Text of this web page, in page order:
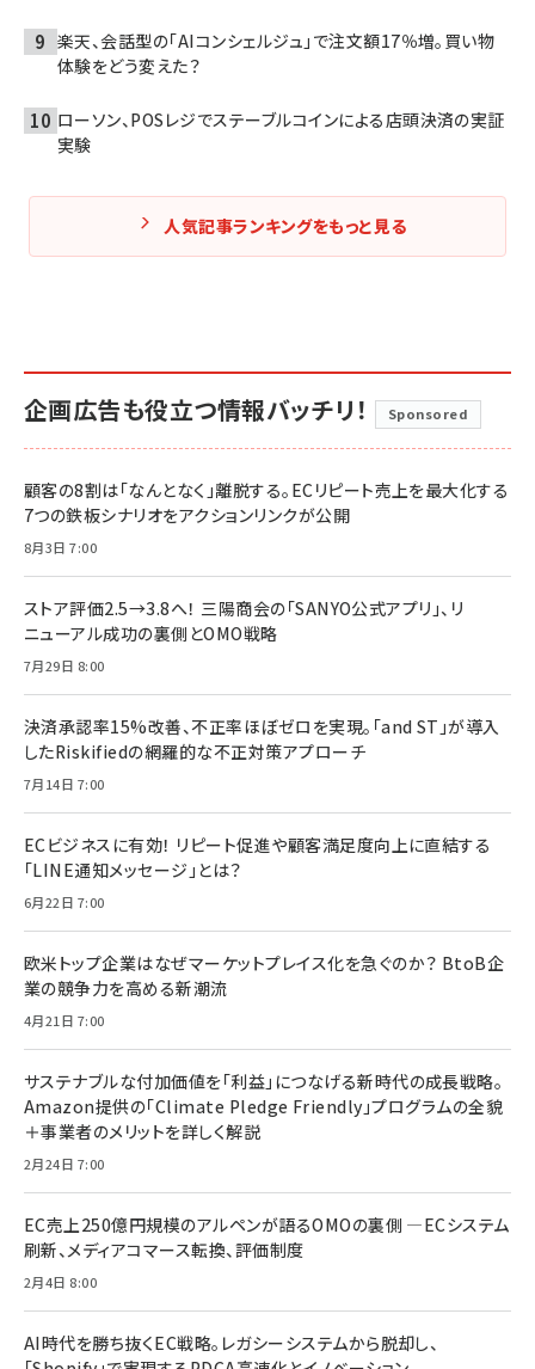
楽天、会話型の「AIコンシェルジュ」で注文額17％増。買い物
体験をどう変えた？
ローソン、POSレジでステーブルコインによる店頭決済の実証
実験
人気記事ランキングをもっと見る
企画広告も役立つ情報バッチリ！ Sponsored
顧客の8割は「なんとなく」離脱する。ECリピート売上を最大化する
7つの鉄板シナリオをアクションリンクが公開
8月3日 7:00
ストア評価2.5→3.8へ！ 三陽商会の「SANYO公式アプリ」、リ
ニューアル成功の裏側とOMO戦略
7月29日 8:00
決済承認率15%改善、不正率ほぼゼロを実現。「and ST」が導入
したRiskifiedの網羅的な不正対策アプローチ
7月14日 7:00
ECビジネスに有効！ リピート促進や顧客満足度向上に直結する
「LINE通知メッセージ」とは？
6月22日 7:00
欧米トップ企業はなぜマーケットプレイス化を急ぐのか？ BtoB企
業の競争力を高める新潮流
4月21日 7:00
サステナブルな付加価値を「利益」につなげる新時代の成長戦略。
Amazon提供の「Climate Pledge Friendly」プログラムの全貌
＋事業者のメリットを詳しく解説
2月24日 7:00
EC売上250億円規模のアルペンが語るOMOの裏側 ―ECシステム
刷新、メディアコマース転換、評価制度
2月4日 8:00
AI時代を勝ち抜くEC戦略。レガシーシステムから脱却し、